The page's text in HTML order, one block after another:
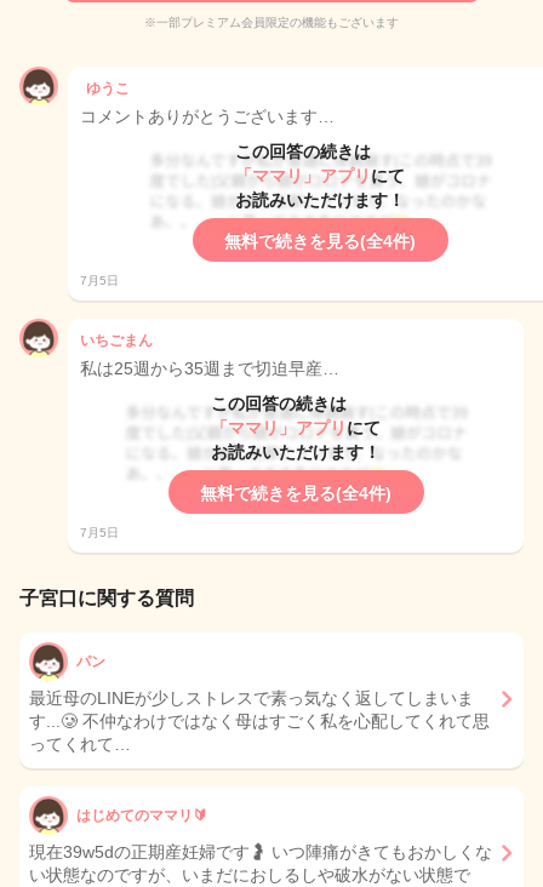
※一部プレミアム会員限定の機能もございます
ゆうこ
コメントありがとうございます…
この回答の続きは
「ママリ」アプリ にて
お読みいただけます！
無料で続きを見る(全4件)
7月5日
いちごまん
私は25週から35週まで切迫早産…
この回答の続きは
「ママリ」アプリ にて
お読みいただけます！
無料で続きを見る(全4件)
7月5日
子宮口に関する質問
パン
最近母のLINEが少しストレスで素っ気なく返してしまいま
す...🥲 不仲なわけではなく母はすごく私を心配してくれて思
ってくれて…
はじめてのママリ🔰
現在39w5dの正期産妊婦です🤰 いつ陣痛がきてもおかしくな
い状態なのですが、いまだにおしるしや破水がない状態で